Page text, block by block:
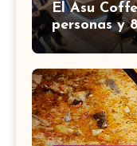
El Asu
personas y